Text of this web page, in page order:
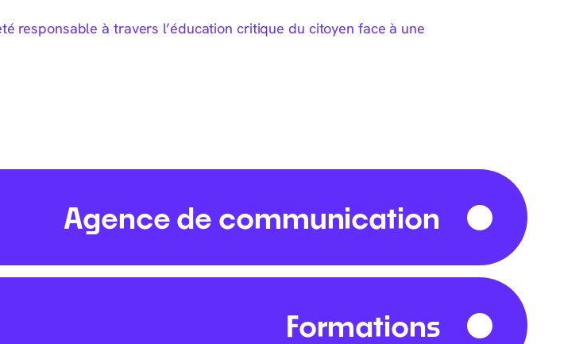
responsable à travers l’éducation critique du citoyen face à une
Agence de communication
Formations